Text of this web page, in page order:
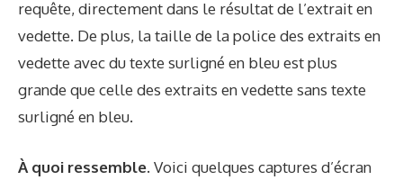
requête, directement dans le résultat de l’extrait en
vedette. De plus, la taille de la police des extraits en
vedette avec du texte surligné en bleu est plus
grande que celle des extraits en vedette sans texte
surligné en bleu.
À quoi ressemble. Voici quelques captures d’écran